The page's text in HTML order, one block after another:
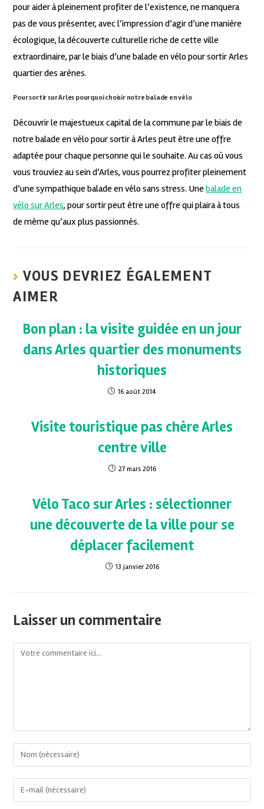
pour aider à pleinement profiter de l’existence, ne manquera
pas de vous présenter, avec l’impression d’agir d’une manière
écologique, la découverte culturelle riche de cette ville
extraordinaire, par le biais d’une balade en vélo pour sortir Arles
quartier des arènes.
Pour sortir sur Arles pourquoi choisir notre balade en vélo
Découvrir le majestueux capital de la commune par le biais de
notre balade en vélo pour sortir à Arles peut être une offre
adaptée pour chaque personne qui le souhaite. Au cas où vous
vous trouviez au sein d’Arles, vous pourrez profiter pleinement
d’une sympathique balade en vélo sans stress. Unebalade en
vélo sur Arles, pour sortir peut être une offre qui plaira à tous
de même qu’aux plus passionnés.
VOUS DEVRIEZ ÉGALEMENT
AIMER
Bon plan : la visite guidée en un jour
dans Arles quartier des monuments
historiques
16 août 2014
Visite touristique pas chère Arles
centre ville
27 mars 2016
Vélo Taco sur Arles : sélectionner
une découverte de la ville pour se
déplacer facilement
13 janvier 2016
Laisser un commentaire